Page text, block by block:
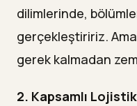
dilimlerinde,
gerçekleştiririz.
gerek kalmadan
2. Kapsamlı